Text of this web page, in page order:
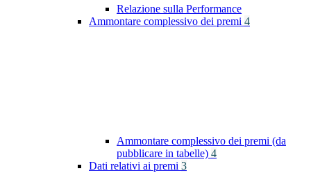
Relazione sulla Performance
Ammontare complessivo dei premi 4
Ammontare complessivo dei premi (da
pubblicare in tabelle) 4
Dati relativi ai premi 3